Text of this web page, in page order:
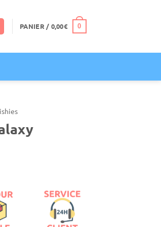
PANIER / 0,00€ 0